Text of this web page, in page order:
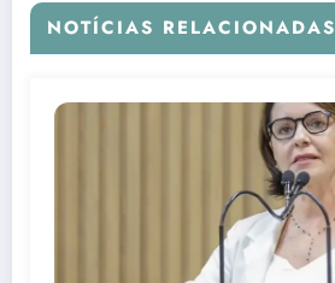
NOTÍCIAS RELACIONADAS